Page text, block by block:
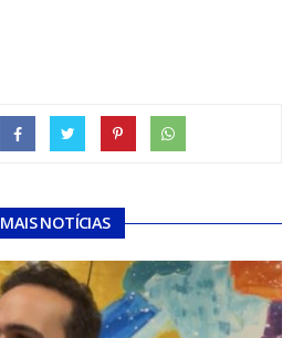
MAIS NOTÍCIAS